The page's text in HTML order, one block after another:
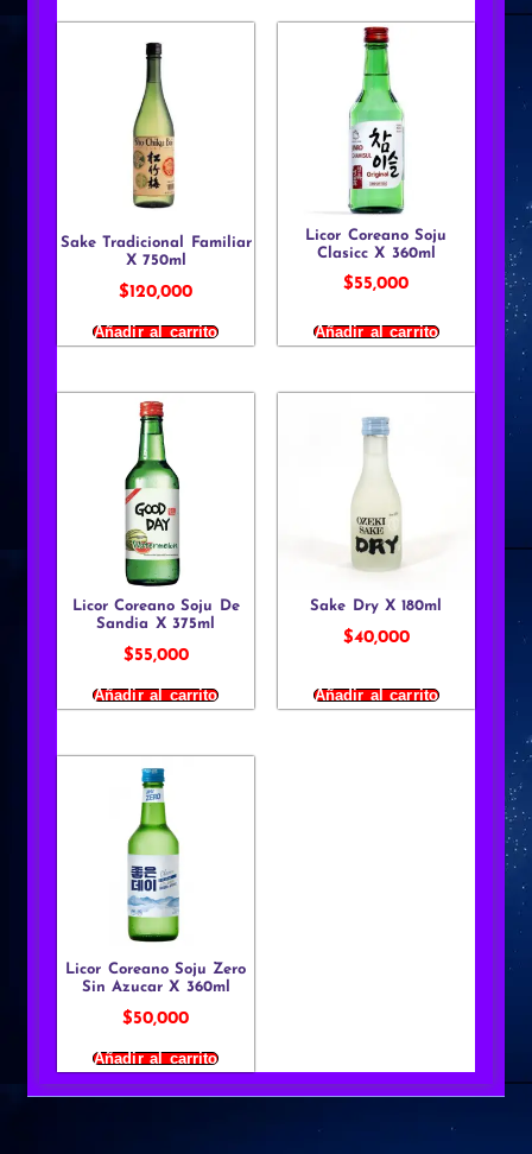
Sake Tradicional Familiar
X 750ml
$120,000
Añadir al carrito
Licor Coreano Soju
Clasicc X 360ml
$55,000
Añadir al carrito
Licor Coreano Soju De
Sandia X 375ml
$55,000
Añadir al carrito
Sake Dry X 180ml
$40,000
Añadir al carrito
Licor Coreano Soju Zero
Sin Azucar X 360ml
$50,000
Añadir al carrito